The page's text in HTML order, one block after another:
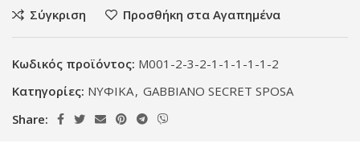
Σύγκριση Προσθήκη στα Αγαπημένα
Κωδικός προϊόντος: M001-2-3-2-1-1-1-1-1-2
Κατηγορίες: ΝΥΦΙΚΑ, GABBIANO SECRET SPOSA
Share: